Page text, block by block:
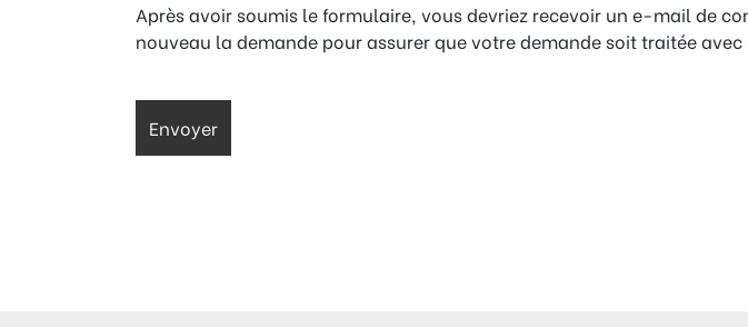
Après avoir soumis le formulaire, vous devriez recevoir un e-mail de
nouveau la demande pour assurer que votre demande soit traitée avec